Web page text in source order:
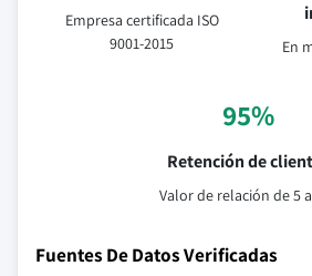
Empresa certificada ISO
9001-2015
En
95%
Retención de
Valor de relación de 5
Fuentes De Datos Verificadas